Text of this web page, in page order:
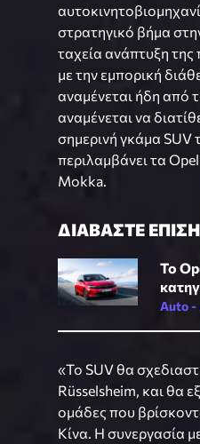
στρατηγικό βήμα
ταχεία ανάπτυξη της
με την εμπορική
αναμένεται ήδη από
αναμένεται να
σημερινή γκάμα SUV
περιλαμβάνει τα
Mokka.
ΔΙΑΒΑΣΤΕ
Το
Auto -
«Το SUV θα
Rüsselsheim, και θα
ομάδες που
Κίνα. Η συνεργασία